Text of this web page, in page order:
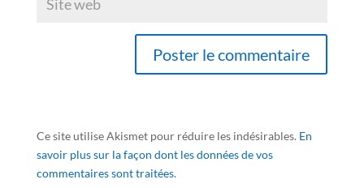
Ce site utilise Akismet pour réduire les indésirables. En
savoir plus sur la façon dont les données de vos
commentaires sont traitées.